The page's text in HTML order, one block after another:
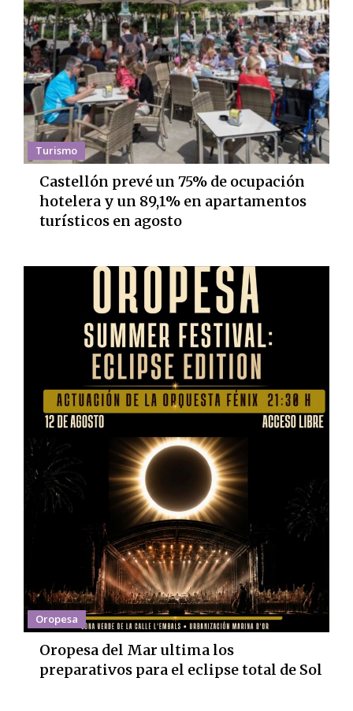
Turismo
Castellón prevé un 75% de ocupación
hotelera y un 89,1% en apartamentos
turísticos en agosto
Oropesa
Oropesa del Mar ultima los
preparativos para el eclipse total de Sol